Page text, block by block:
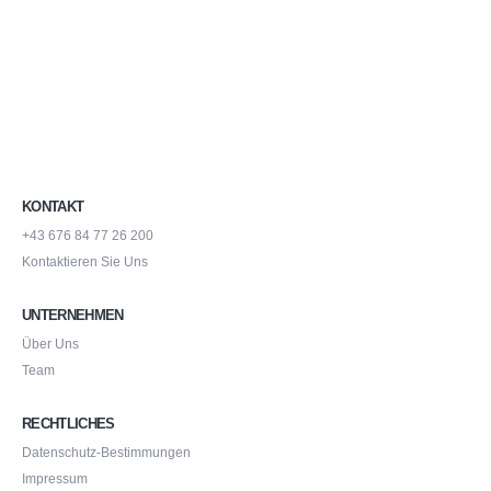
KONTAKT
+43 676 84 77 26 200
Kontaktieren Sie Uns
UNTERNEHMEN
Über Uns
Team
RECHTLICHES
Datenschutz-Bestimmungen
Impressum